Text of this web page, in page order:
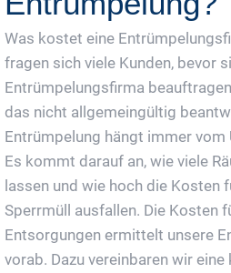
Was kostet eine
fragen sich viele Kunden, bevor
Entrümpelungsfirma
das nicht allgemeingültig
Entrümpelung hängt immer
Es kommt darauf an, wie viele
lassen und wie hoch die Kosten
Sperrmüll ausfallen. Die Kosten
Entsorgungen ermittelt unsere
vorab. Dazu vereinbaren wir